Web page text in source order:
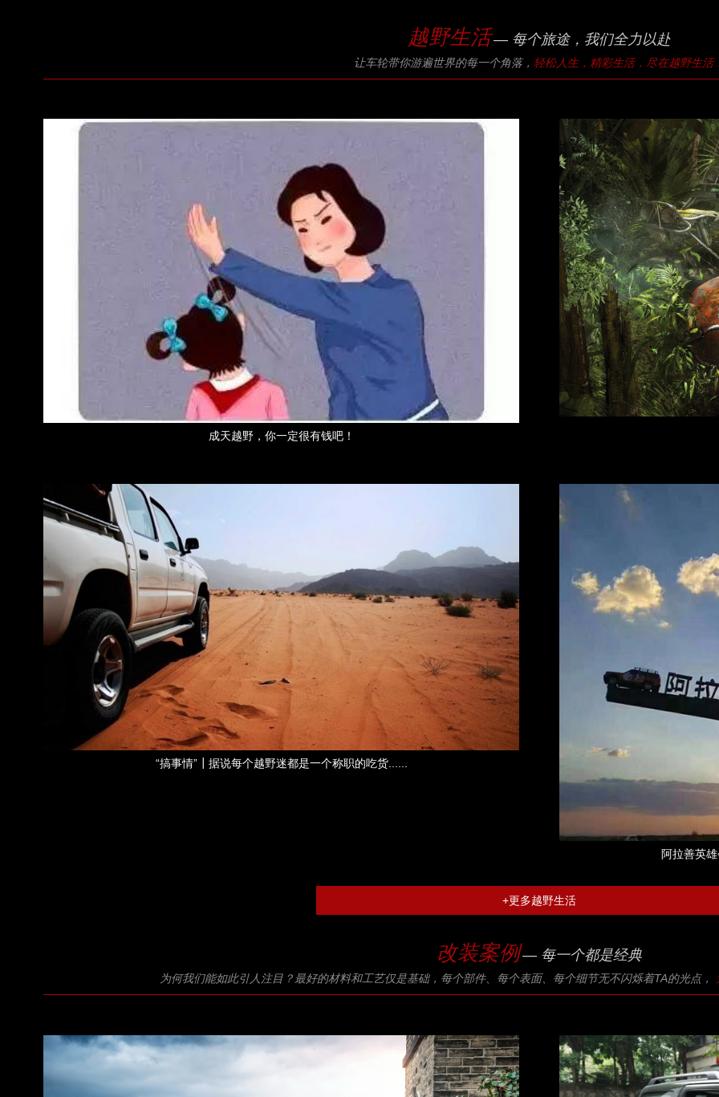
越野生活— 每个旅途，我们全力以赴
让车轮带你游遍世界的每一个角落， 轻松人生，精彩生活，尽在越野生活
成天越野，你一定很有钱吧！
“搞事情”┃据说每个越野迷都是一个称职的吃货......
阿拉善英
+更多越野生活
改装案例— 每一个都是经典
为何我们能如此引人注目？最好的材料和工艺仅是基础，每个部件、每个表面、每个细节无不闪烁着TA的光点，